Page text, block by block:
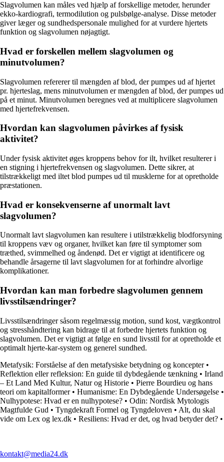
Slagvolumen kan måles ved hjælp af forskellige metoder, herunder
ekko-kardiografi, termodilution og pulsbølge-analyse. Disse metoder
giver læger og sundhedspersonale mulighed for at vurdere hjertets
funktion og slagvolumen nøjagtigt.
Hvad er forskellen mellem slagvolumen og
minutvolumen?
Slagvolumen refererer til mængden af blod, der pumpes ud af hjertet
pr. hjerteslag, mens minutvolumen er mængden af blod, der pumpes ud
på et minut. Minutvolumen beregnes ved at multiplicere slagvolumen
med hjertefrekvensen.
Hvordan kan slagvolumen påvirkes af fysisk
aktivitet?
Under fysisk aktivitet øges kroppens behov for ilt, hvilket resulterer i
en stigning i hjertefrekvensen og slagvolumen. Dette sikrer, at
tilstrækkeligt med iltet blod pumpes ud til musklerne for at opretholde
præstationen.
Hvad er konsekvenserne af unormalt lavt
slagvolumen?
Unormalt lavt slagvolumen kan resultere i utilstrækkelig blodforsyning
til kroppens væv og organer, hvilket kan føre til symptomer som
træthed, svimmelhed og åndenød. Det er vigtigt at identificere og
behandle årsagerne til lavt slagvolumen for at forhindre alvorlige
komplikationer.
Hvordan kan man forbedre slagvolumen gennem
livsstilsændringer?
Livsstilsændringer såsom regelmæssig motion, sund kost, vægtkontrol
og stresshåndtering kan bidrage til at forbedre hjertets funktion og
slagvolumen. Det er vigtigt at følge en sund livsstil for at opretholde et
optimalt hjerte-kar-system og generel sundhed.
Metafysik: Forståelse af den metafysiske betydning og koncepter•
Reflektion eller refleksion: En guide til dybdegående tænkning • Irland
– Et Land Med Kultur, Natur og Historie • Pierre Bourdieu og hans
teori om kapitalformer• Humanisme: En Dybdegående Undersøgelse •
Nulhypotese: Hvad er en nulhypotese? • Odin: Nordisk Mytologis
Magtfulde Gud • Tyngdekraft Formel og Tyngdeloven • Alt, du skal
vide om Lex og lex.dk • Resiliens: Hvad er det, og hvad betyder det? •
kontakt@media24.dk